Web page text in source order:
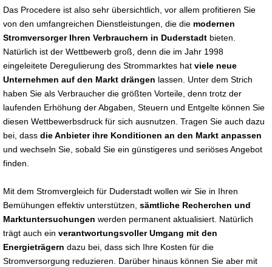
Das Procedere ist also sehr übersichtlich, vor allem profitieren Sie
von den umfangreichen Dienstleistungen, die die modernen
Stromversorger Ihren Verbrauchern in Duderstadt bieten.
Natürlich ist der Wettbewerb groß, denn die im Jahr 1998
eingeleitete Deregulierung des Strommarktes hat viele neue
Unternehmen auf den Markt drängen lassen. Unter dem Strich
haben Sie als Verbraucher die größten Vorteile, denn trotz der
laufenden Erhöhung der Abgaben, Steuern und Entgelte können Sie
diesen Wettbewerbsdruck für sich ausnutzen. Tragen Sie auch dazu
bei, dass die Anbieter ihre Konditionen an den Markt anpassen
und wechseln Sie, sobald Sie ein günstigeres und seriöses Angebot
finden.
Mit dem Stromvergleich für Duderstadt wollen wir Sie in Ihren
Bemühungen effektiv unterstützen, sämtliche Recherchen und
Marktuntersuchungen werden permanent aktualisiert. Natürlich
trägt auch ein verantwortungsvoller Umgang mit den
Energieträgern dazu bei, dass sich Ihre Kosten für die
Stromversorgung reduzieren. Darüber hinaus können Sie aber mit